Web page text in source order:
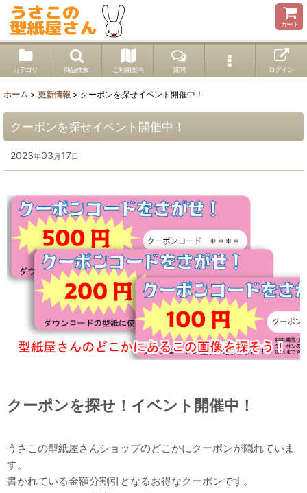
カート
カテゴリ 商品検索 ご利用案内 質問 ログイン
ホーム > 更新情報 > クーポンを探せイベント開催中！
クーポンを探せイベント開催中！
2023年03 月 17日
クーポンを探せ！イベント開催中！
うさこの型紙屋さんショップのどこかにクーポンが隠れていま
す。
書かれている金額分割引となるお得なクーポンです。